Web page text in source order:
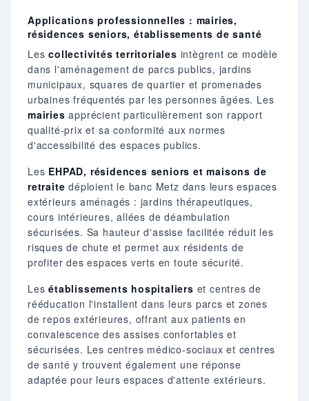
Applications professionnelles : mairies,
résidences seniors, établissements de santé
Lescollectivités territoriales intègrent ce modèle
dans l'aménagement de parcs publics, jardins
municipaux, squares de quartier et promenades
urbaines fréquentés par les personnes âgées. Les
mairies apprécient particulièrement son rapport
qualité-prix et sa conformité aux normes
d'accessibilité des espaces publics.
Les EHPAD, résidences seniors et maisons de
retraite déploient le banc Metz dans leurs espaces
extérieurs aménagés : jardins thérapeutiques,
cours intérieures, allées de déambulation
sécurisées. Sa hauteur d'assise facilitée réduit les
risques de chute et permet aux résidents de
profiter des espaces verts en toute sécurité.
Lesétablissements hospitaliers et centres de
rééducation l'installent dans leurs parcs et zones
de repos extérieures, offrant aux patients en
convalescence des assises confortables et
sécurisées. Les centres médico-sociaux et centres
de santé y trouvent également une réponse
adaptée pour leurs espaces d'attente extérieurs.